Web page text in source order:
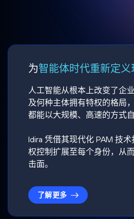
为智能体时代重新定义
人工智能从根本上改变了企
及何种主体拥有特权的格局
都能以大规模、高速的方式
Idira 凭借其现代化 PAM 技
权控制扩展至每个身份，从
击面。
了解更多